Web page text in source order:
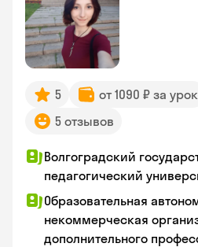
5 от 1090 ₽ за урок
5 отзывов
Волгоградский
педагогический
Образовательная
некоммерческая
дополнительного